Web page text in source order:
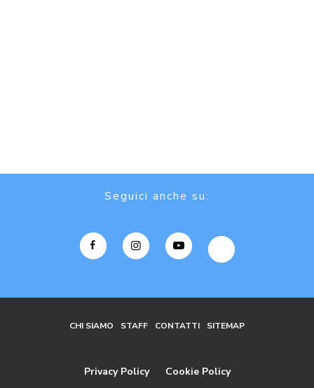
Seguici anche su:
CHI SIAMO STAFF CONTATTI SITEMAP
Privacy Policy Cookie Policy